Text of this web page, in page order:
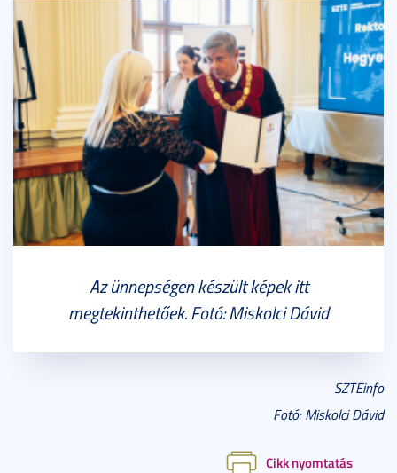
Az ünnepségen készült képek itt
megtekinthetőek. Fotó: Miskolci Dávid
SZTEinfo
Fotó: Miskolci Dávid
Cikk nyomtatás